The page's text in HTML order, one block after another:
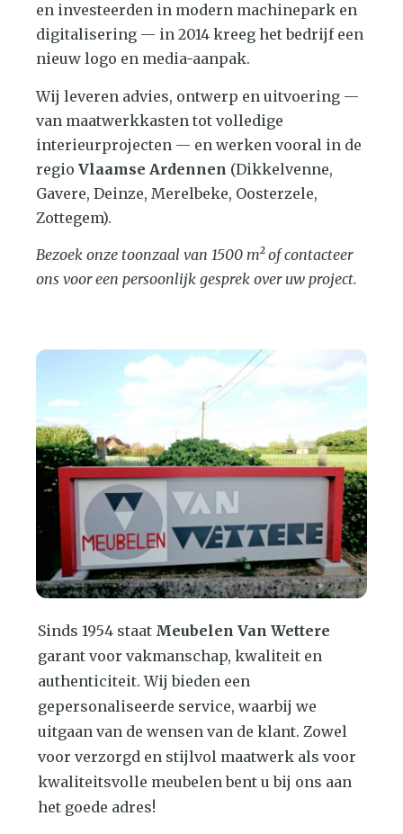
en investeerden in modern machinepark en
digitalisering — in 2014 kreeg het bedrijf een
nieuw logo en media-aanpak.
Wij leveren advies, ontwerp en uitvoering —
van maatwerkkasten tot volledige
interieurprojecten — en werken vooral in de
regio Vlaamse Ardennen (Dikkelvenne,
Gavere, Deinze, Merelbeke, Oosterzele,
Zottegem).
Bezoek onze toonzaal van 1500 m² of contacteer
ons voor een persoonlijk gesprek over uw project.
Sinds 1954 staat Meubelen Van Wettere
garant voor vakmanschap, kwaliteit en
authenticiteit. Wij bieden een
gepersonaliseerde service, waarbij we
uitgaan van de wensen van de klant. Zowel
voor verzorgd en stijlvol maatwerk als voor
kwaliteitsvolle meubelen bent u bij ons aan
het goede adres!